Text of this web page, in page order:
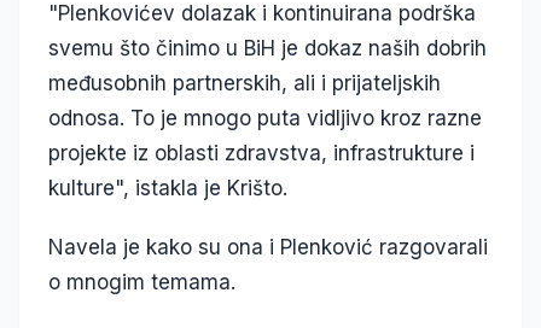
"Plenkovićev dolazak i kontinuirana podrška
svemu što činimo u BiH je dokaz naših dobrih
međusobnih partnerskih, ali i prijateljskih
odnosa. To je mnogo puta vidljivo kroz razne
projekte iz oblasti zdravstva, infrastrukture i
kulture", istakla je Krišto.
Navela je kako su ona i Plenković razgovarali
o mnogim temama.